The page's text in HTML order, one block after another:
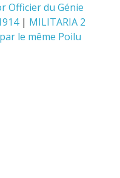
Officier du Génie
| MILITARIA 2
le même Poilu